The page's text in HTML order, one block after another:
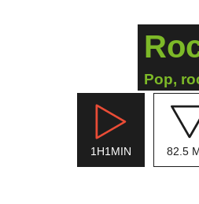
Pop,
1H1MIN 82.5